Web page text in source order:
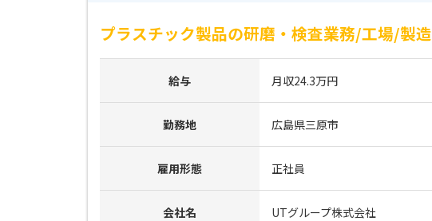
プラスチック製品の研磨・検査業務/工場/製造
給与 月収24.3万円
勤務地 広島県三原市
雇用形態 正社員
会社名 UTグループ株式会社